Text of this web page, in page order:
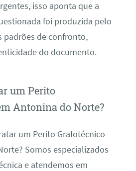
isso aponta que a
foi produzida pelo
padrões de confronto,
do documento.
um Perito
Antonina do Norte?
um Perito Grafotécnico
Somos especializados
e atendemos em